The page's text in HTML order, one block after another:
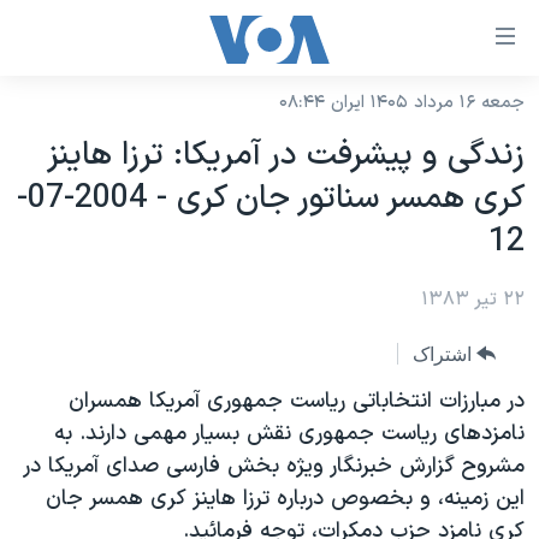
لینکهای
دسترسی
جهش
به
محتوای
اصلی
صفحه
جهش
به
جستجو
نسخه سبک وب‌سایت
موضوع ها
آمریکا
جهان
ورزشی
گزیده‌ها
ویژه برنامه‌ها
ویدیوها
برنامه های تلویزیونی
جدول برنامه ها
صفحه‌های ویژه
جام جهانی ۲۰۲۶
عملیات خشم حماسی
۲۵۰سالگی آمریکا
بایگانی برنامه‌های تلویزیونی
فرکانس‌های صدای آمریکا
پخش رادیویی
یادگیری زبان انگلیسی
جمعه ۱۶ مرداد ۱۴۰۵ ایران ۰۸:۴۴
زندگی و پيشرفت در آمريکا: ترزا هاينز
کری همسر سناتور جان کری - 2004-07-
12
۲۲ تیر ۱۳۸۳
اشتراک
در مبارزات انتخاباتی رياست جمهوری آمريکا همسران
نامزدهای رياست جمهوری نقش بسيار مهمی دارند. به
مشروح گزارش خبرنگار ويژه بخش فارسی صدای آمريکا در
اين زمينه، و بخصوص درباره ترزا هاينز کری همسر جان
کری نامزد حزب دمکرات، توجه فرمائيد.